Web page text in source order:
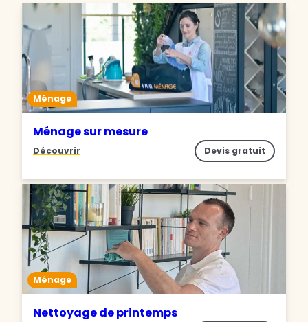
Ménage
Ménage sur mesure
Découvrir Devis gratuit
Ménage
Nettoyage de printemps